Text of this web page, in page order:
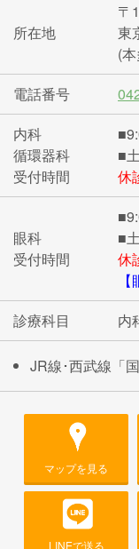
所在地
〒
東
(
電話番号
内科
循環器科
受付時間
■
休
眼科
受付時間
■
休
診療科目
内
JR線･西武線「
マップを見る
LINEで送る